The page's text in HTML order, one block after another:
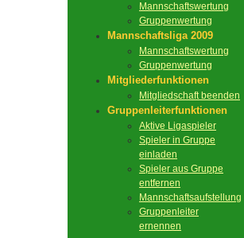
Mannschaftswertung
Gruppenwertung
Mannschaftsliga 2009
Mannschaftswertung
Gruppenwertung
Mitgliederfunktionen
Mitgliedschaft beenden
Gruppenleiterfunktionen
Aktive Ligaspieler
Spieler in Gruppe
einladen
Spieler aus Gruppe
entfernen
Mannschaftsaufstellung
Gruppenleiter
ernennen